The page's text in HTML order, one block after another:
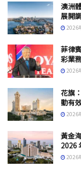
澳洲
展開
2026
菲律
彩業
2026
花旗
動有
2026
黃金
2026
2026